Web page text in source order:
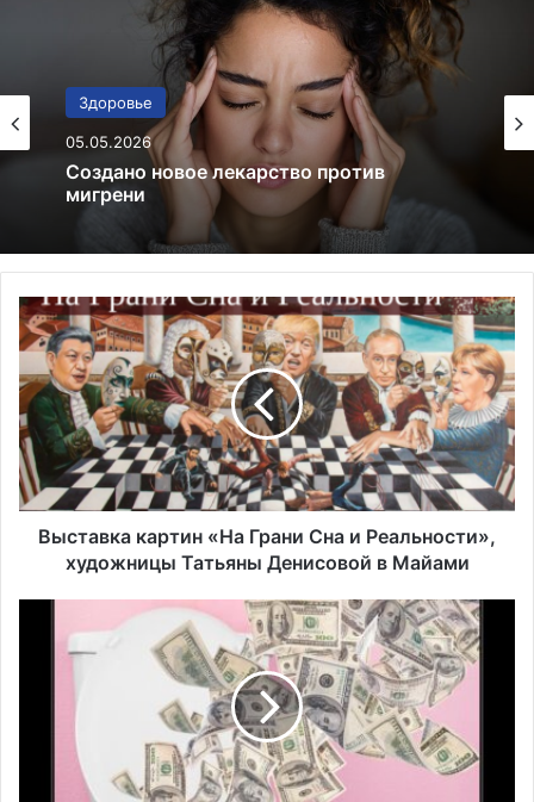
Жизнь и Любовь
01.05.2026
Новое исследование показывает, что
самые счастливые пары делают это
В
ы
т
а
в
к
а
к
Выставка картин «На Грани Сна и Реальности»,
художницы Татьяны Денисовой в Майами